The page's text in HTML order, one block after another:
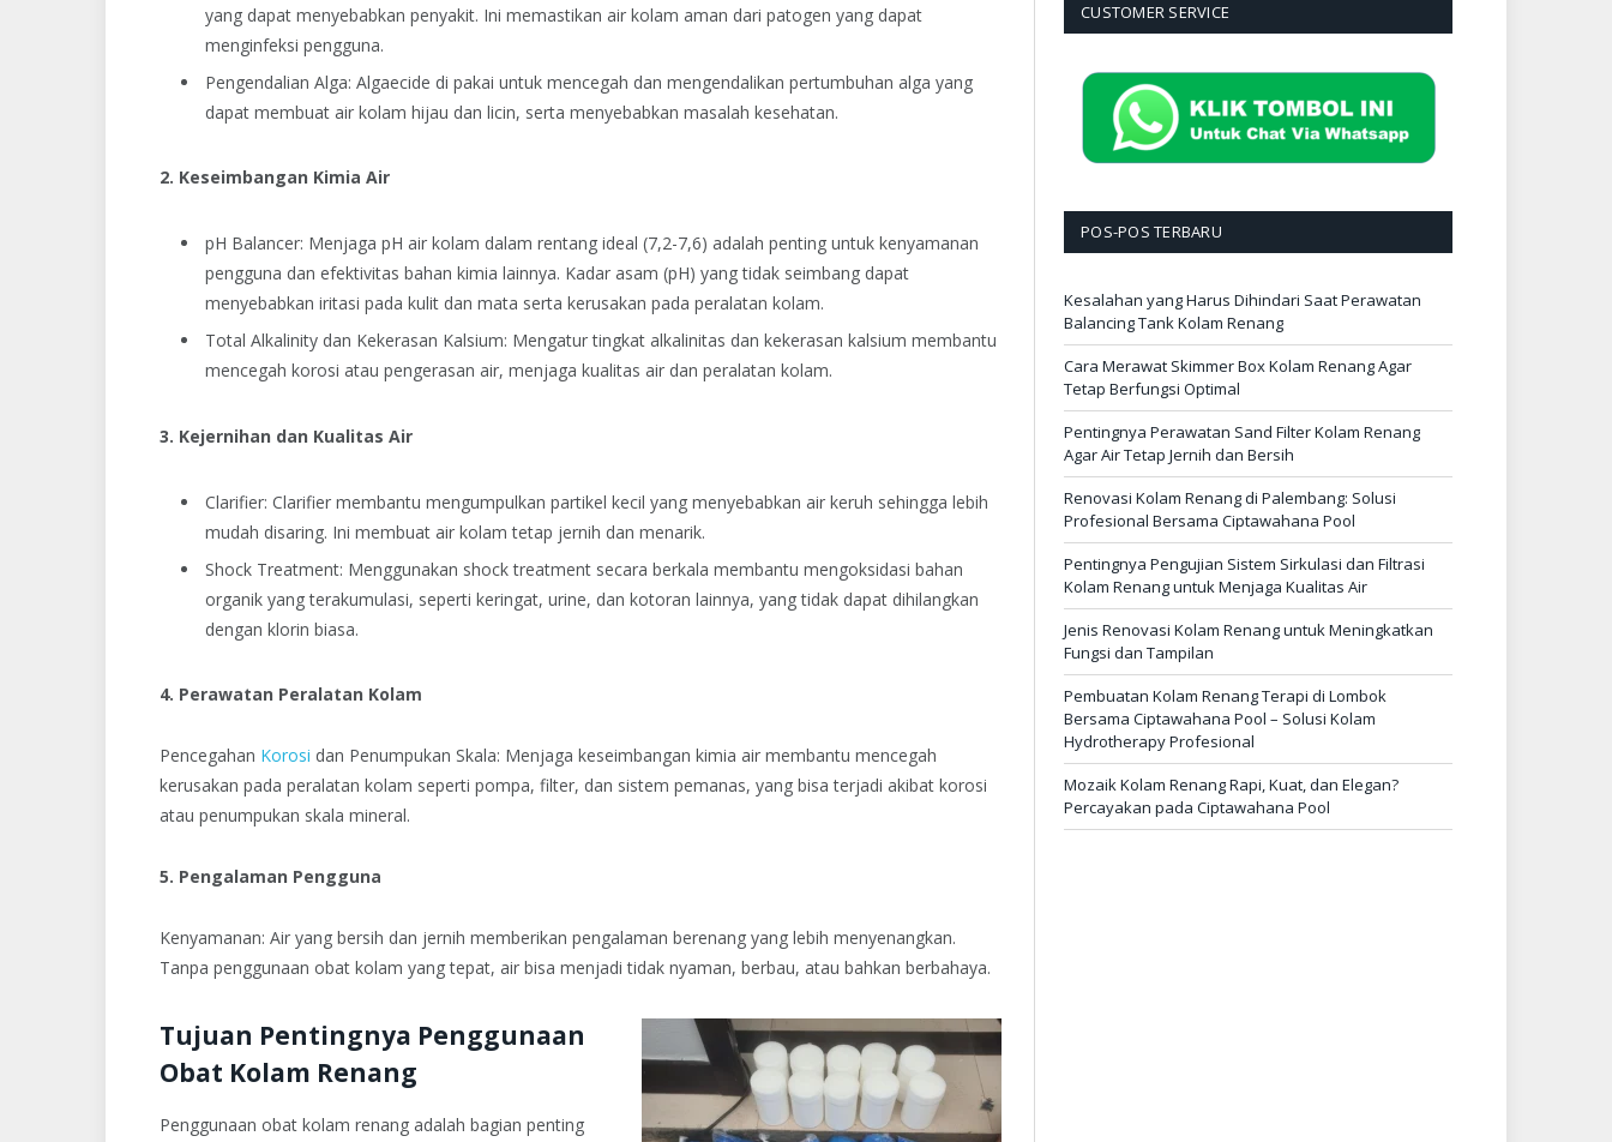
yang dapat menyebabkan penyakit. Ini memastikan air kolam aman dari patogen yang dapat
menginfeksi pengguna.
Pengendalian Alga: Algaecide di pakai untuk mencegah dan mengendalikan pertumbuhan alga yang
dapat membuat air kolam hijau dan licin, serta menyebabkan masalah kesehatan.
2. Keseimbangan Kimia Air
pH Balancer: Menjaga pH air kolam dalam rentang ideal (7,2-7,6) adalah penting untuk kenyamanan
pengguna dan efektivitas bahan kimia lainnya. Kadar asam (pH) yang tidak seimbang dapat
menyebabkan iritasi pada kulit dan mata serta kerusakan pada peralatan kolam.
Total Alkalinity dan Kekerasan Kalsium: Mengatur tingkat alkalinitas dan kekerasan kalsium membantu
mencegah korosi atau pengerasan air, menjaga kualitas air dan peralatan kolam.
3. Kejernihan dan Kualitas Air
Clarifier: Clarifier membantu mengumpulkan partikel kecil yang menyebabkan air keruh sehingga lebih
mudah disaring. Ini membuat air kolam tetap jernih dan menarik.
Shock Treatment: Menggunakan shock treatment secara berkala membantu mengoksidasi bahan
organik yang terakumulasi, seperti keringat, urine, dan kotoran lainnya, yang tidak dapat dihilangkan
dengan klorin biasa.
4. Perawatan Peralatan Kolam
Pencegahan Korosi dan Penumpukan Skala: Menjaga keseimbangan kimia air membantu mencegah
kerusakan pada peralatan kolam seperti pompa, filter, dan sistem pemanas, yang bisa terjadi akibat korosi
atau penumpukan skala mineral.
5. Pengalaman Pengguna
Kenyamanan: Air yang bersih dan jernih memberikan pengalaman berenang yang lebih menyenangkan.
Tanpa penggunaan obat kolam yang tepat, air bisa menjadi tidak nyaman, berbau, atau bahkan berbahaya.
Tujuan Pentingnya Penggunaan
Obat Kolam Renang
Penggunaan obat kolam renang adalah bagian penting
CUSTOMER SERVICE
POS-POS TERBARU
Kesalahan yang Harus Dihindari Saat Perawatan
Balancing Tank Kolam Renang
Cara Merawat Skimmer Box Kolam Renang Agar
Tetap Berfungsi Optimal
Pentingnya Perawatan Sand Filter Kolam Renang
Agar Air Tetap Jernih dan Bersih
Renovasi Kolam Renang di Palembang: Solusi
Profesional Bersama Ciptawahana Pool
Pentingnya Pengujian Sistem Sirkulasi dan Filtrasi
Kolam Renang untuk Menjaga Kualitas Air
Jenis Renovasi Kolam Renang untuk Meningkatkan
Fungsi dan Tampilan
Pembuatan Kolam Renang Terapi di Lombok
Bersama Ciptawahana Pool – Solusi Kolam
Hydrotherapy Profesional
Mozaik Kolam Renang Rapi, Kuat, dan Elegan?
Percayakan pada Ciptawahana Pool